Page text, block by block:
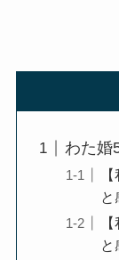
わた婚
と
と